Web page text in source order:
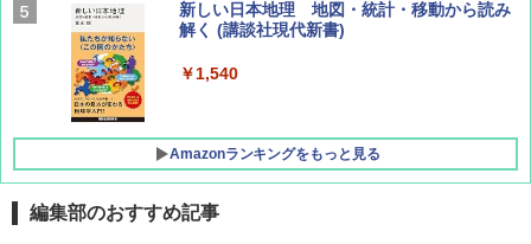
BE-PAL(ビ-パル) 2026年 9 月号【特別付録:
SOTO ミニマル"旅"財布 ランダム2種】
￥1,500
新しい日本地理 地図・統計・移動から読み
解く (講談社現代新書)
￥1,540
Amazonランキングをもっと見る
編集部のおすすめ記事